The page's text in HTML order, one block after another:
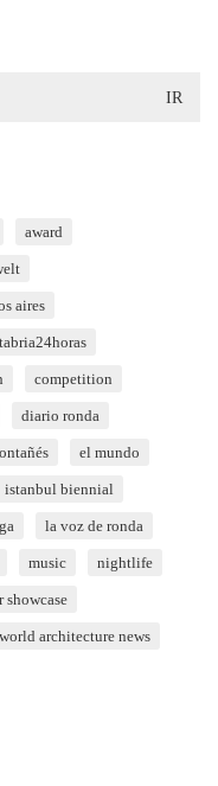
award
aires
competition
diario ronda
el mundo
istanbul biennial
la voz de ronda
music nightlife
showcase
world architecture news